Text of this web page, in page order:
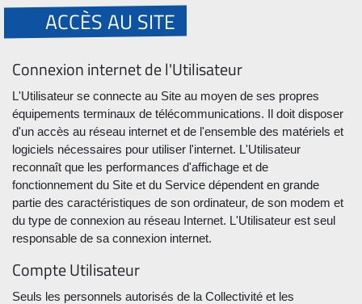
ACCÈS AU SITE
Connexion internet de l'Utilisateur
L'Utilisateur se connecte au Site au moyen de ses propres
équipements terminaux de télécommunications. Il doit disposer
d'un accès au réseau internet et de l'ensemble des matériels et
logiciels nécessaires pour utiliser l'internet. L'Utilisateur
reconnaît que les performances d'affichage et de
fonctionnement du Site et du Service dépendent en grande
partie des caractéristiques de son ordinateur, de son modem et
du type de connexion au réseau Internet. L'Utilisateur est seul
responsable de sa connexion internet.
Compte Utilisateur
Seuls les personnels autorisés de la Collectivité et les